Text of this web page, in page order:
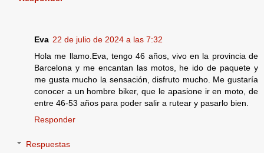
Eva 22 de julio de 2024 a las 7:32
Hola me llamo.Eva, tengo 46 años, vivo en la provincia de
Barcelona y me encantan las motos, he ido de paquete y
me gusta mucho la sensación, disfruto mucho. Me gustaría
conocer a un hombre biker, que le apasione ir en moto, de
entre 46-53 años para poder salir a rutear y pasarlo bien.
Responder
Respuestas